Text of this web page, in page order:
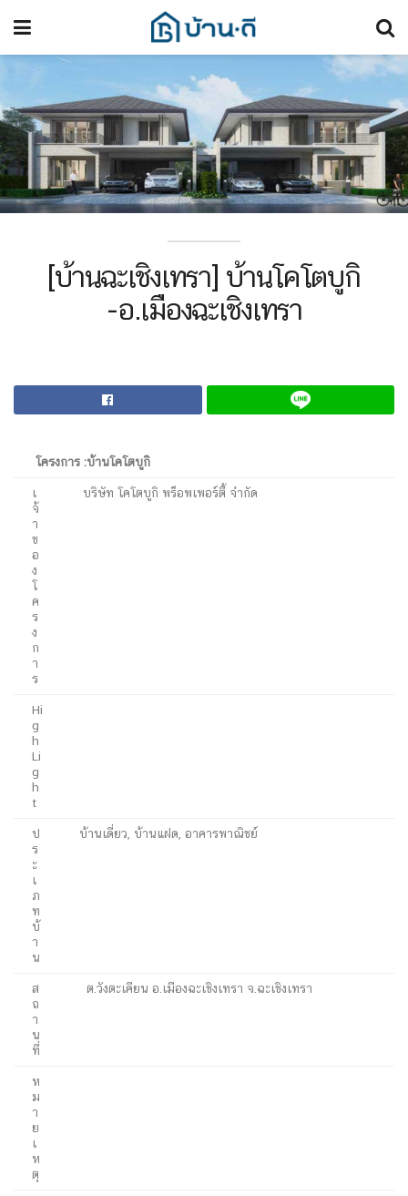
[บ้านฉะเชิงเทรา] บ้านโคโตบูกิ
-อ.เมืองฉะเชิงเทรา
โครงการ :บ้านโคโตบูกิ
เ
จ้
า
ข
อ
ง
โ
ค
ร
ง
ก
า
ร
บริษัท โคโตบูกิ พร็อพเพอร์ตี้ จำกัด
Hi
g
h
Li
g
h
t
ป
ร
ะ
เ
ภ
ท
บ้
า
น
บ้านเดี่ยว, บ้านแฝด, อาคารพาณิชย์
ส
ถ
า
น
ที่
ต.วังตะเคียน อ.เมืองฉะเชิงเทรา จ.ฉะเชิงเทรา
ห
ม
า
ย
เ
ห
ตุ